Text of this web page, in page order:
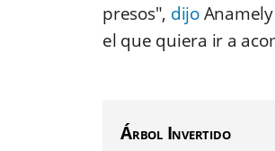
presos", dijoAnamely
el que quiera ir a
Árbol Invertido